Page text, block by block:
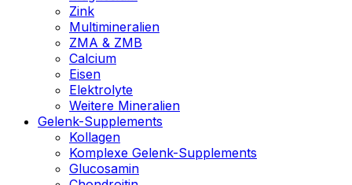
Zink
Multimineralien
ZMA & ZMB
Calcium
Eisen
Elektrolyte
Weitere Mineralien
Gelenk-Supplements
Kollagen
Komplexe Gelenk-Supplements
Glucosamin